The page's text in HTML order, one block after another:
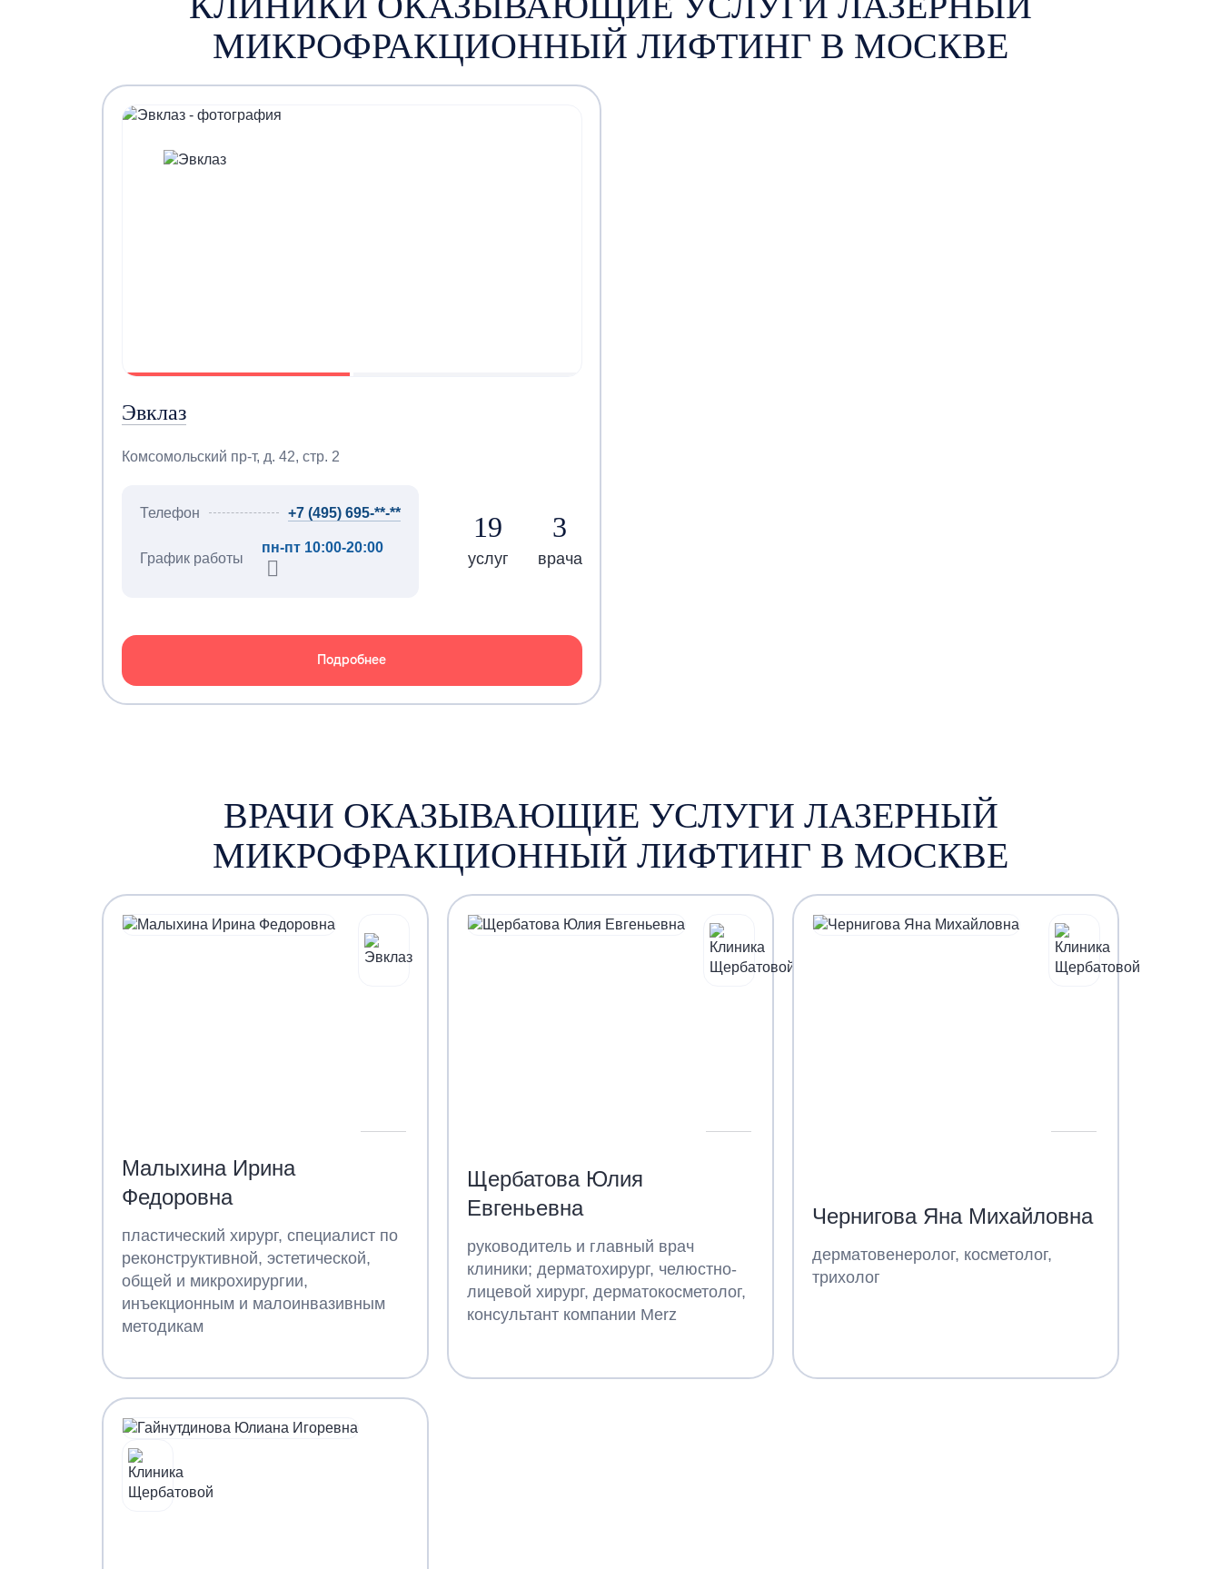
МИКРОФРАКЦИОННЫЙ ЛИФТИНГ В МОСКВЕ
Эвклаз
Комсомольский пр-т, д. 42, стр. 2
Телефон +7 (495) 695-**-**
График работы
пн-пт 10:00-20:00
19
услуг
3
врача
Подробнее
ВРАЧИ ОКАЗЫВАЮЩИЕ УСЛУГИ ЛАЗЕРНЫЙ
МИКРОФРАКЦИОННЫЙ ЛИФТИНГ В МОСКВЕ
Малыхина Ирина
Федоровна
пластический хирург, специалист по
реконструктивной, эстетической,
общей и микрохирургии,
инъекционным и малоинвазивным
методикам
Щербатова Юлия
Евгеньевна
руководитель и главный врач
клиники; дерматохирург, челюстно-
лицевой хирург, дерматокосметолог,
консультант компании Merz
Чернигова Яна Михайловна
дерматовенеролог, косметолог,
трихолог